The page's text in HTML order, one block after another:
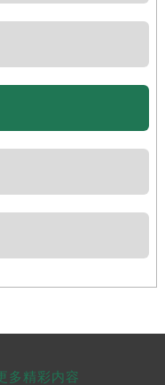
多精彩内容